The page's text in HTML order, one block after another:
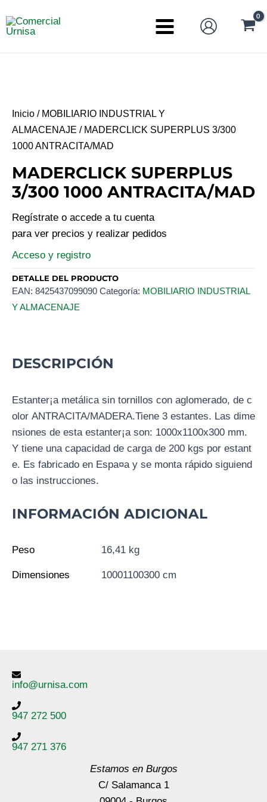
al
Main
Inicio / MOBILIARIO INDUSTRIAL Y
ALMACENAJE / MADERCLICK SUPERPLUS 3/300
1000 ANTRACITA/MAD
MADERCLICK SUPERPLUS
3/300 1000 ANTRACITA/MAD
Regístrate o accede a tu cuenta
para ver precios y realizar pedidos
Acceso y registro
DETALLE DEL PRODUCTO
EAN: 8425437099090 Categoría: MOBILIARIO INDUSTRIAL
Y ALMACENAJE
DESCRIPCIÓN
Estanter¡a metálica sin tornillos con aglomerado, de c
olor ANTRACITA/MADERA.Tiene 3 estantes. Las dime
nsiones de esta estanter¡a son: 1000x1100x300 mm.
Y tiene una capacidad de carga de 200 kgs por estant
e. Es fabricado en Espa¤a y se monta rápido siguiend
o las instrucciones.
INFORMACIÓN ADICIONAL
Peso 16,41 kg
Dimensiones 10001100300 cm
info@urnisa.com
947 272 500
947 271 376
Estamos en Burgos
C/ Salamanca 1